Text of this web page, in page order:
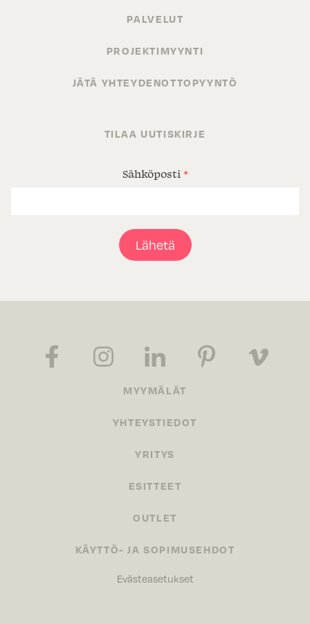
PALVELUT
PROJEKTIMYYNTI
JÄTÄ YHTEYDENOTTOPYYNTÖ
TILAA UUTISKIRJE
Sähköposti *
Lähetä
MYYMÄLÄT
YHTEYSTIEDOT
YRITYS
ESITTEET
OUTLET
KÄYTTÖ- JA SOPIMUSEHDOT
Evästeasetukset